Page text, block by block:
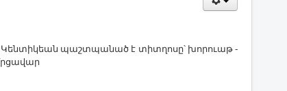
­Կեն­տի­կեան պաշտ­պա­նած է տիտ­ղո­սը՝ խո­րո­ւաթ